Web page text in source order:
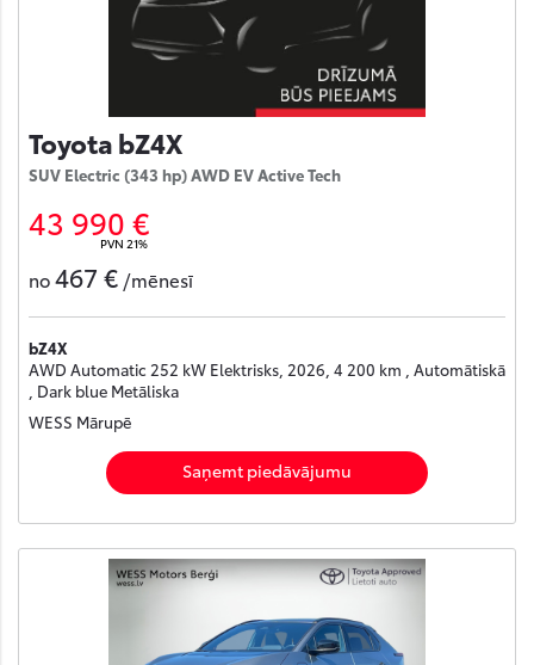
Toyota bZ4X
SUV Electric (343 hp) AWD EV Active Tech
43 990 €
PVN 21%
no467 € /mēnesī
bZ4X
AWD Automatic 252 kW Elektrisks, 2026, 4 200 km , Automātiskā
, Dark blue Metāliska
WESS Mārupē
Saņemt piedāvājumu